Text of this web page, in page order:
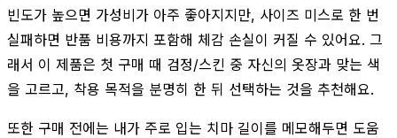
빈도가 높으면 가성비가 아주 좋아지지만, 사이즈 미스로 한 번
실패하면 반품 비용까지 포함해 체감 손실이 커질 수 있어요. 그
래서 이 제품은 첫 구매 때 검정/스킨 중 자신의 옷장과 맞는 색
을 고르고, 착용 목적을 분명히 한 뒤 선택하는 것을 추천해요.
또한 구매 전에는 내가 주로 입는 치마 길이를 메모해두면 도움